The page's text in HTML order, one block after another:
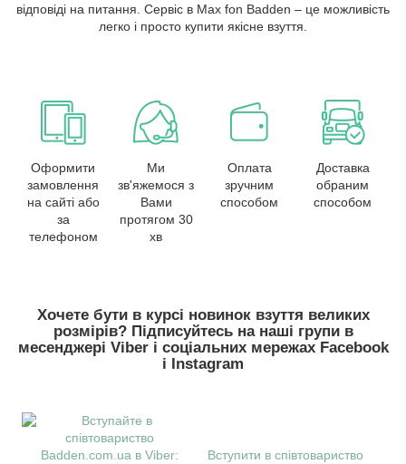
відповіді на питання. Сервіс в Max fon Badden – це можливість
легко і просто купити якісне взуття.
Оформити
замовлення
на сайті або
за
телефоном
Ми
зв'яжемося з
Вами
протягом 30
хв
Оплата
зручним
способом
Доставка
обраним
способом
Хочете бути в курсі новинок взуття великих
розмірів? Підписуйтесь на наші групи в
месенджері Viber і соціальних мережах Facebook
і Instagram
Вступити в співтовариство